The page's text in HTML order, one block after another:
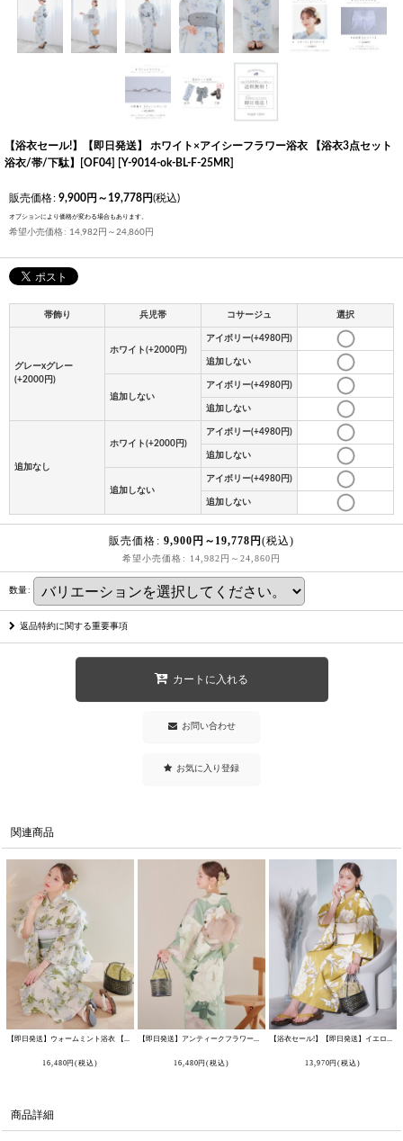
【浴衣セール!】【即日発送】 ホワイト×アイシーフラワー浴衣 【浴衣3点セット
浴衣/帯/下駄】[OF04] [Y-9014-ok-BL-F-25MR]
販売価格: 9,900円 ～19,778円(税込)
オプションにより価格が変わる場合もあります。
希望小売価格: 14,982 円 ～24,860 円
帯飾り 兵児帯 コサージュ 選択
グレーxグレー
(+2000円)
ホワイト(+2000円)
アイボリー(+4980円)
追加しない
追加しない
アイボリー(+4980円)
追加しない
追加なし
ホワイト(+2000円)
アイボリー(+4980円)
追加しない
追加しない
アイボリー(+4980円)
追加しない
販売価格 : 9,900円 ～19,778円(税込)
希望小売価格 : 14,982円 ～24,860円
数量:
返品特約に関する重要事項
カートに入れる
お問い合わせ
お気に入り登録
関連商品
[Y-9149-wk-GR-F-25IE ]
16,480円(税込) 16,480円(税込) 13,970円(税込)
商品詳細